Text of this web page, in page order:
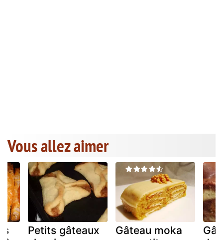
Vous allez aimer
Petits gâteaux
Gâteau moka